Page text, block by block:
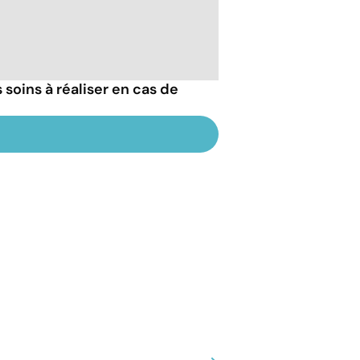
à réaliser en cas de